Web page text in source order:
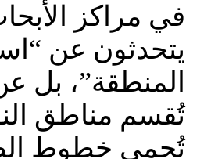
في مراكز
يتحدثون عن
المنطقة”، بل
تُقسم مناطق
تُحمى خطوط